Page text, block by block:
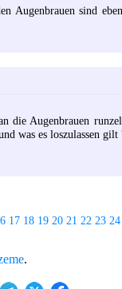
Augenbrauen sind
die Augenbrauen
was es loszulassen gilt
17 18 19 20 21 22 23 24
.